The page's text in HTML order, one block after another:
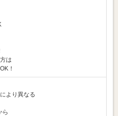
は
！
より異なる
ら